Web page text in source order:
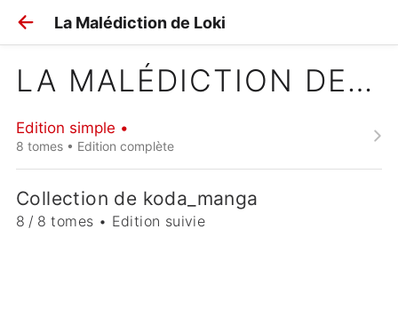
La Malédiction de Loki
LA MALÉDICTION DE LOKI
Edition simple •
8 tomes • Edition complète
Collection de koda_manga
8 / 8 tomes • Edition suivie